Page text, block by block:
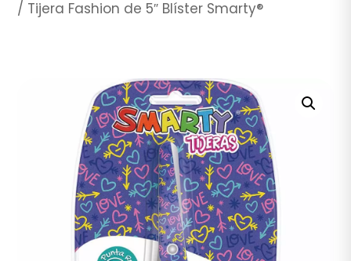
/ Tijera Fashion de 5″ Blíster Smarty®